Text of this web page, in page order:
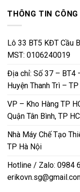
THÔNG TIN
Lô 33 BT5 KĐT Cầu
MST: 0106240019
Địa chỉ: Số 37 – BT4
Huyện Thanh Trì –
VP – Kho Hàng TP
Quận Tân Bình, TP
Nhà Máy Chế Tạo
TP Hà Nội
Hotline / Zalo: 0984